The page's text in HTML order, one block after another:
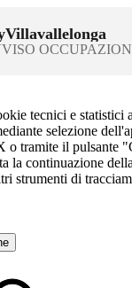
tecnici e statistici
selezione
o tramite il pulsante
la continuazione
strumenti di